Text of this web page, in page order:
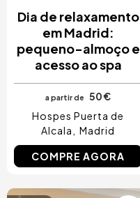
Dia de relaxamento
em Madrid:
pequeno-almoço e
acesso ao spa
a partir de
50 €
Hospes Puerta de
Alcala
Madrid
COMPRE AGORA